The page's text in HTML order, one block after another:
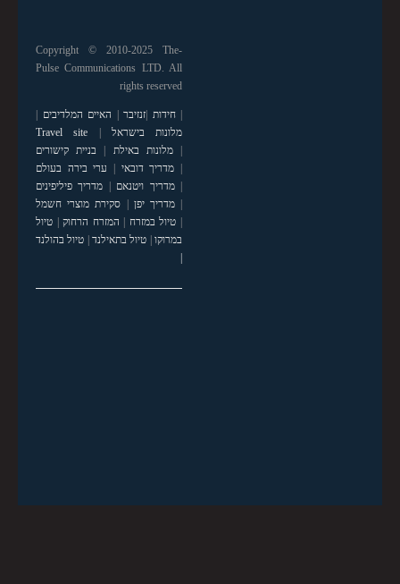
Copyright © 2010-2025 The-
Pulse Communications LTD. All
rights reserved
|חידות |זנזיבר | האיים המלדיבים |
מלונות בישראל |
Travel site
|מלונות באילת | בניית קישורים
| מדריך דובאי | ערי בירה בעולם
|מדריך ויטנאם | מדריך פיליפינים
|מדריך יפן | סקירת מוצרי חשמל
| טיול במזרח | המזרח הרחוק| טיול
במרוקו| טיול בתאילנד| טיול בהולנד
|